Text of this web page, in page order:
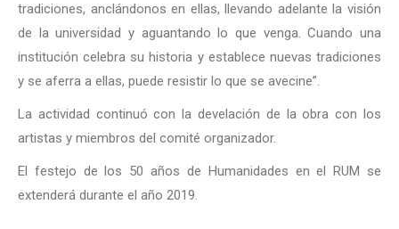
tradiciones, anclándonos en ellas, llevando adelante la visión
de la universidad y aguantando lo que venga. Cuando una
institución celebra su historia y establece nuevas tradiciones
y se aferra a ellas, puede resistir lo que se avecine”.
La actividad continuó con la develación de la obra con los
artistas y miembros del comité organizador.
El festejo de los 50 años de Humanidades en el RUM se
extenderá durante el año 2019.